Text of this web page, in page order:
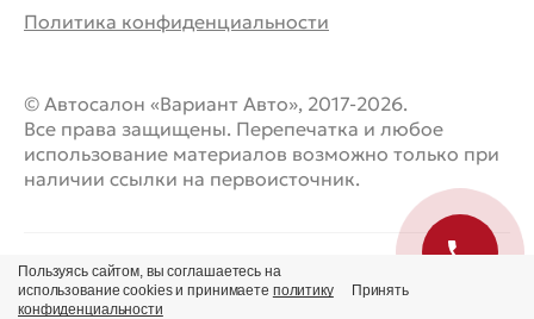
Политика конфиденциальности
© Автосалон «Вариант Авто», 2017-2026.
Все права защищены. Перепечатка и любое
использование материалов возможно только при
наличии ссылки на первоисточник.
Пользуясь сайтом, вы соглашаетесь на
использование cookies и принимаете политику
конфиденциальности
Принять